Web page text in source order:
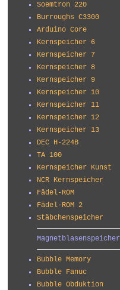
Soemtron 220
Burroughs C3300
Arduino Core
Kernspeicher 6
Kernspeicher 7
Kernspeicher 8
Kernspeicher 9
Kernspeicher 10
Kernspeicher 11
Kernspeicher 12
Kernspeicher 13
DEC H-224B
TA 100
Kernspeicher Kunst
NCR Kernspeicher
Fädel-ROM
Fädel-ROM 2
Stäbchenspeicher
Magnetblasenspeicher
Bubble Memory
Bubble Fanuc
Bubble Obduktion